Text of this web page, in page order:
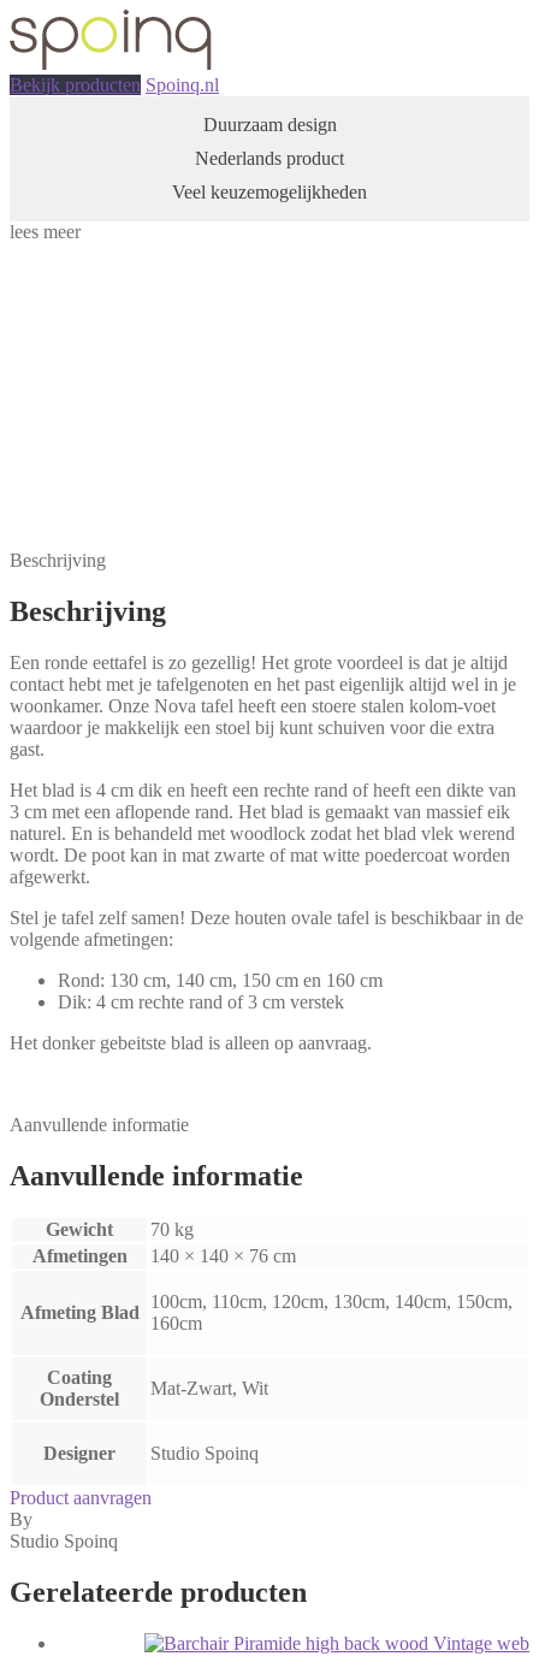
Bekijk producten Spoinq.nl
Duurzaam design
Nederlands product
Veel keuzemogelijkheden
lees meer
Beschrijving
Beschrijving
Een ronde eettafel is zo gezellig! Het grote voordeel is dat je altijd
contact hebt met je tafelgenoten en het past eigenlijk altijd wel in je
woonkamer. Onze Nova tafel heeft een stoere stalen kolom-voet
waardoor je makkelijk een stoel bij kunt schuiven voor die extra
gast.
Het blad is 4 cm dik en heeft een rechte rand of heeft een dikte van
3 cm met een aflopende rand. Het blad is gemaakt van massief eik
naturel. En is behandeld met woodlock zodat het blad vlek werend
wordt. De poot kan in mat zwarte of mat witte poedercoat worden
afgewerkt.
Stel je tafel zelf samen! Deze houten ovale tafel is beschikbaar in de
volgende afmetingen:
Rond: 130 cm, 140 cm, 150 cm en 160 cm
Dik: 4 cm rechte rand of 3 cm verstek
Het donker gebeitste blad is alleen op aanvraag.
Aanvullende informatie
Aanvullende informatie
Gewicht
70 kg
Afmetingen
140 × 140 × 76 cm
Afmeting Blad
100cm, 110cm, 120cm, 130cm, 140cm, 150cm,
160cm
Coating
Onderstel
Mat-Zwart, Wit
Designer Studio Spoinq
Product aanvragen
By
Studio Spoinq
Gerelateerde producten